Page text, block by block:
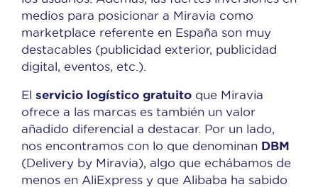
medios para posicionar a Miravia como
marketplace referente en España son muy
destacables (publicidad exterior, publicidad
digital, eventos, etc.).
El servicio logístico gratuito que Miravia
ofrece a las marcas es también un valor
añadido diferencial a destacar. Por un lado,
nos encontramos con lo que denominan DBM
(Delivery by Miravia), algo que echábamos de
menos en AliExpress y que Alibaba ha sabido